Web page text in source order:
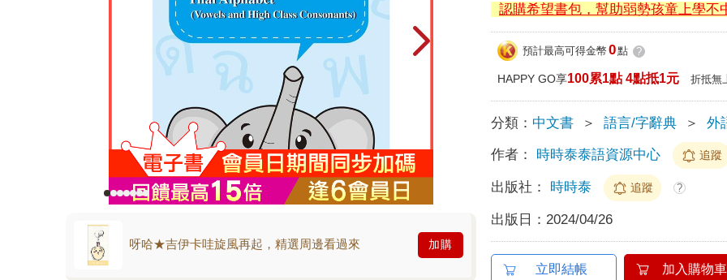
呀哈★吉伊卡哇旋風再起，精選周邊看過來 加購
認購希望書包，幫助弱勢孩童上學不
預計最高可得金幣 0點 ?
HAPPY GO享100累1點 4點抵1元 折抵無
分類： 中文書 ＞ 語言/字辭典 ＞ 外
作者： 時時泰泰語資源中心 追蹤
出版社： 時時泰 追蹤 ?
出版日： 2024/04/26
立即結帳 加入購物車